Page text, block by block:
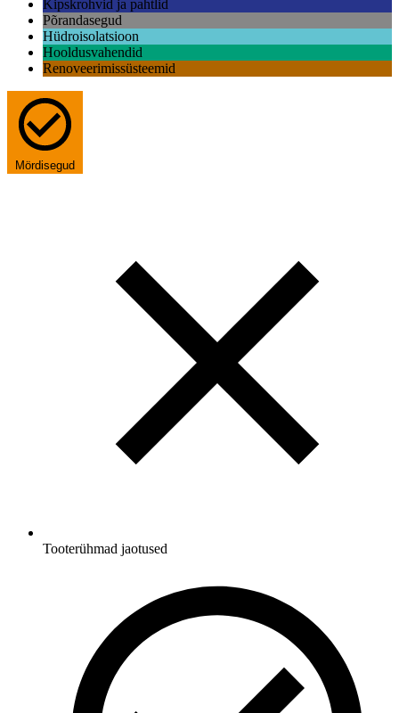
Kipskrohvid ja pahtlid
Põrandasegud
Hüdroisolatsioon
Hooldusvahendid
Renoveerimissüsteemid
Mördisegud
Tooterühmad jaotused